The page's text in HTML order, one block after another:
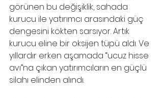
görünen bu değişiklik, sahada
kurucu ile yatırımcı arasındaki güç
dengesini kökten sarsıyor. Artık
kurucu eline bir oksijen tüpü aldı. Ve
yıllardır erken aşamada “ucuz hisse
avı”na çıkan yatırımcıların en güçlü
silahı elinden alındı.